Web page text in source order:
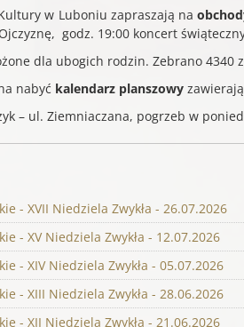
w Luboniu zapraszają na
godz. 19:00 koncert
dla ubogich rodzin. Zebrano 4340
nabyć kalendarz planszowy
– ul. Ziemniaczana, pogrzeb w
- XVII Niedziela Zwykła - 26.07.2026
- XV Niedziela Zwykła - 12.07.2026
- XIV Niedziela Zwykła - 05.07.2026
- XIII Niedziela Zwykła - 28.06.2026
- XII Niedziela Zwykła - 21.06.2026